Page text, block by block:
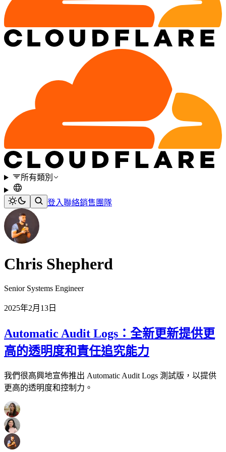
所有類別
登入聯絡銷售團隊
Chris Shepherd
Senior Systems Engineer
2025年2月13日
Automatic Audit Logs：全新更新提供更
高的透明度和責任追究能力
我們很高興地宣佈推出 Automatic Audit Logs 測試版，以提供
更高的透明度和控制力。